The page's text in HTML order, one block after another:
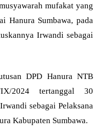
mufakat yang
Hanura Sumbawa, pada
Irwandi sebagai
DPD Hanura NTB
IX/2024 tertanggal 30
sebagai Pelaksana
Kabupaten Sumbawa.